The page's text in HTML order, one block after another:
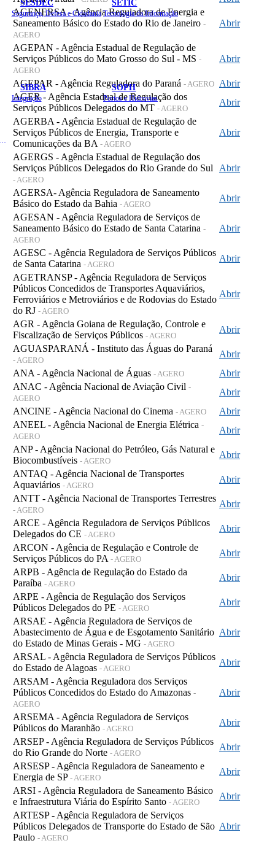
SESDEC
Segurança, Defesa e Cidadania
SETIC
Tecnologia da Informação
SIBRA
Integração
SOPH
Portos e Hidrovias
AGENERSA - Agência Reguladora de Energia e
Saneamento Básico do Estado do Rio de Janeiro -
AGERO
Abrir
AGEPAN - Agência Estadual de Regulação de
Serviços Públicos do Mato Grosso do Sul - MS -
AGERO
Abrir
AGEPAR - Agência Reguladora do Paraná - AGERO Abrir
AGER - Agência Estadual de Regulação dos
Serviços Públicos Delegados do MT - AGERO
Abrir
AGERBA - Agência Estadual de Regulação de
Serviços Públicos de Energia, Transporte e
Comunicações da BA - AGERO
Abrir
AGERGS - Agência Estadual de Regulação dos
Serviços Públicos Delegados do Rio Grande do Sul
- AGERO
Abrir
AGERSA- Agência Reguladora de Saneamento
Básico do Estado da Bahia - AGERO
Abrir
AGESAN - Agência Reguladora de Serviços de
Saneamento Básico do Estado de Santa Catarina -
AGERO
Abrir
AGESC - Agência Reguladora de Serviços Públicos
de Santa Catarina - AGERO
Abrir
AGETRANSP - Agência Reguladora de Serviços
Públicos Concedidos de Transportes Aquaviários,
Ferroviários e Metroviários e de Rodovias do Estado
do RJ - AGERO
Abrir
AGR - Agência Goiana de Regulação, Controle e
Fiscalização de Serviços Públicos - AGERO
Abrir
AGUASPARANÁ - Instituto das Águas do Paraná
- AGERO
Abrir
ANA - Agência Nacional de Águas - AGERO
Abrir
ANAC - Agência Nacional de Aviação Civil -
AGERO
Abrir
ANCINE - Agência Nacional do Cinema - AGERO
Abrir
ANEEL - Agência Nacional de Energia Elétrica -
AGERO
Abrir
ANP - Agência Nacional do Petróleo, Gás Natural e
Biocombustíveis - AGERO
Abrir
ANTAQ - Agência Nacional de Transportes
Aquaviários - AGERO
Abrir
ANTT - Agência Nacional de Transportes Terrestres
- AGERO
Abrir
ARCE - Agência Reguladora de Serviços Públicos
Delegados do CE - AGERO
Abrir
ARCON - Agência de Regulação e Controle de
Serviços Públicos do PA - AGERO
Abrir
ARPB - Agência de Regulação do Estado da
Paraíba - AGERO
Abrir
ARPE - Agência de Regulação dos Serviços
Públicos Delegados do PE - AGERO
Abrir
ARSAE - Agência Reguladora de Serviços de
Abastecimento de Água e de Esgotamento Sanitário
do Estado de Minas Gerais - MG - AGERO
Abrir
ARSAL - Agência Reguladora de Serviços Públicos
do Estado de Alagoas - AGERO
Abrir
ARSAM - Agência Reguladora dos Serviços
Públicos Concedidos do Estado do Amazonas -
AGERO
Abrir
ARSEMA - Agência Reguladora de Serviços
Públicos do Maranhão - AGERO
Abrir
ARSEP - Agência Reguladora de Serviços Públicos
do Rio Grande do Norte - AGERO
Abrir
ARSESP - Agência Reguladora de Saneamento e
Energia de SP - AGERO
Abrir
ARSI - Agência Reguladora de Saneamento Básico
e Infraestrutura Viária do Espírito Santo - AGERO
Abrir
ARTESP - Agência Reguladora de Serviços
Públicos Delegados de Transporte do Estado de São
Paulo - AGERO
Abrir